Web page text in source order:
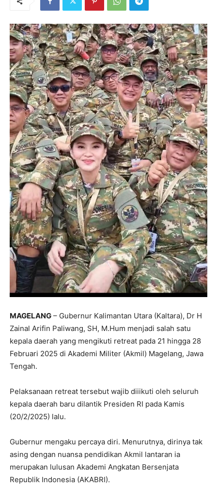
MAGELANG – Gubernur Kalimantan Utara (Kaltara), Dr H
Zainal Arifin Paliwang, SH, M.Hum menjadi salah satu
kepala daerah yang mengikuti retreat pada 21 hingga 28
Februari 2025 di Akademi Militer (Akmil) Magelang, Jawa
Tengah.
Pelaksanaan retreat tersebut wajib diiikuti oleh seluruh
kepala daerah baru dilantik Presiden RI pada Kamis
(20/2/2025) lalu.
Gubernur mengaku percaya diri. Menurutnya, dirinya tak
asing dengan nuansa pendidikan Akmil lantaran ia
merupakan lulusan Akademi Angkatan Bersenjata
Republik Indonesia (AKABRI).